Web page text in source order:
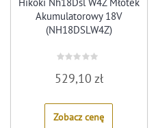
Akumulatorowy 18V
(NH18DSLW4Z)
0
out
5
529,10 zł
Zobacz cenę